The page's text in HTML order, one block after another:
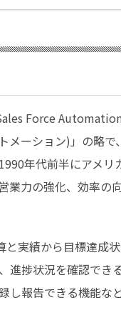
Force
メーション)」の略で
年代前半にアメリ
業力の強化、効率の
と実績から目標達成
進捗状況を確認でき
し報告できる機能な